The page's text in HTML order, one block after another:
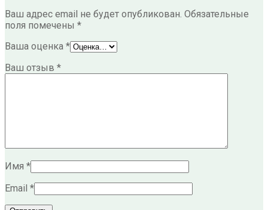
Ваш адрес email не будет опубликован. Обязательные
поля помечены *
Ваша оценка *
Ваш отзыв *
Имя *
Email *